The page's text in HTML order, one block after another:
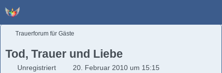
Trauerforum für Gäste
Tod, Trauer und Liebe
Unregistriert 20. Februar 2010 um 15:15